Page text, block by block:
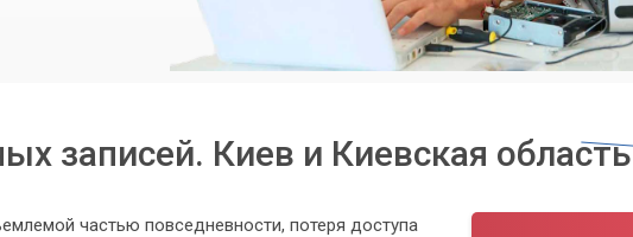
записей. Киев и Киевская область
частью повседневности, потеря доступа